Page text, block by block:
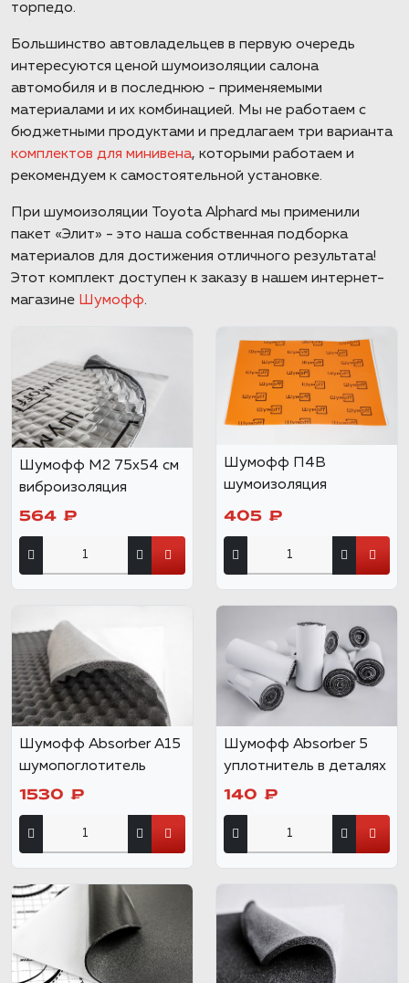
торпедо.
Большинство автовладельцев в первую очередь
интересуются ценой шумоизоляции салона
автомобиля и в последнюю - применяемыми
материалами и их комбинацией. Мы не работаем с
бюджетными продуктами и предлагаем три варианта
комплектов для минивена, которыми работаем и
рекомендуем к самостоятельной установке.
При шумоизоляции Toyota Alphard мы применили
пакет «Элит» - это наша собственная подборка
материалов для достижения отличного результата!
Этот комплект доступен к заказу в нашем интернет-
магазине Шумофф.
Шумофф М2 75x54 см
виброизоляция
564 ₽
Шумофф П4В
шумоизоляция
405 ₽
Шумофф Absorber А15
шумопоглотитель
1530 ₽
Шумофф Absorber 5
уплотнитель в деталях
140 ₽